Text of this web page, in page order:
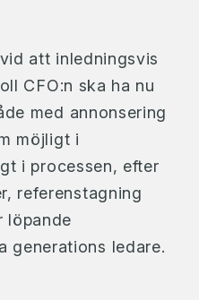
att inledningsvis
CFO:n ska ha nu
med annonsering
möjligt i
i processen, efter
referenstagning
löpande
generations ledare.